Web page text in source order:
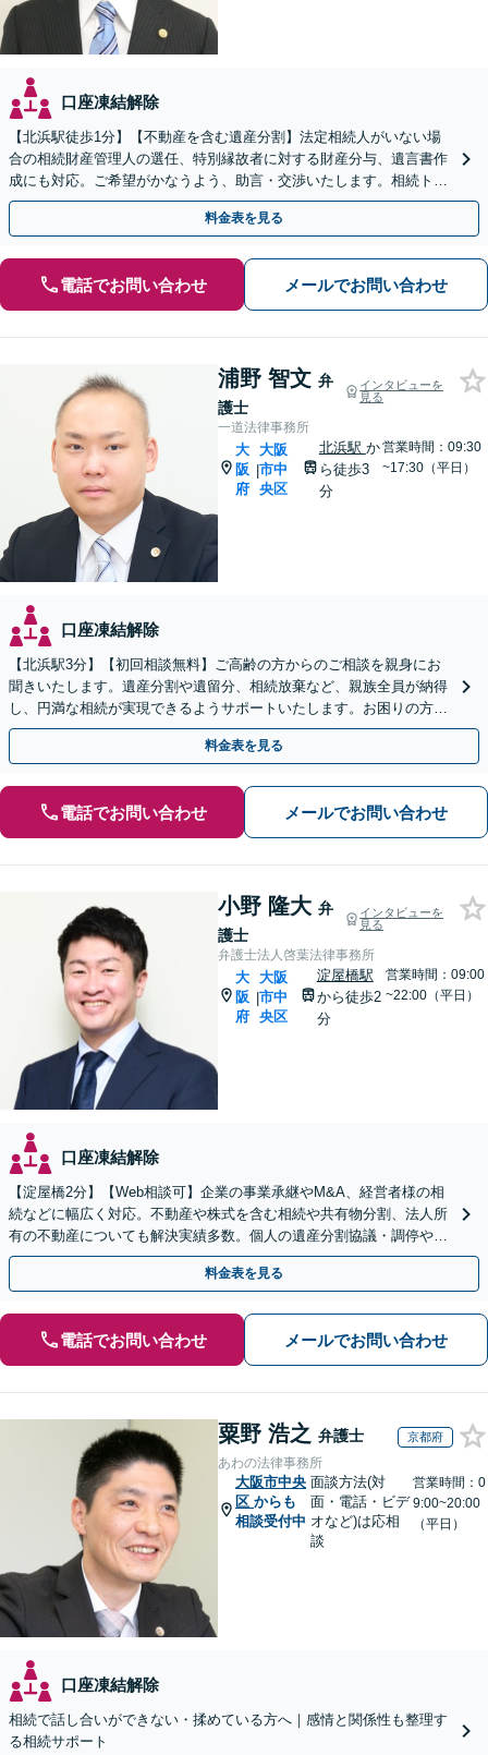
口座凍結解除
【北浜駅徒歩1分】【不動産を含む遺産分割】法定相続人がいない場
合の相続財産管理人の選任、特別縁故者に対する財産分与、遺言書作
成にも対応。ご希望がかなうよう、助言・交渉いたします。相続トラ
ブルはお任せください！【税理士と連携】【秘密厳守】
料金表を見る
電話でお問い合わせ メールでお問い合わせ
浦野 智文 弁
護士
インタビューを
見る
一道法律事務所
大
阪
府
|
大阪
市中
央区
北浜駅 か
ら徒歩3
分
営業時間：09:30
~17:30（平日）
口座凍結解除
【北浜駅3分】【初回相談無料】ご高齢の方からのご相談を親身にお
聞きいたします。遺産分割や遺留分、相続放棄など、親族全員が納得
し、円満な相続が実現できるようサポートいたします。お困りの方は
【メール】にてお問い合わせください。【ビデオ相談可】
料金表を見る
電話でお問い合わせ メールでお問い合わせ
小野 隆大 弁
護士
インタビューを
見る
弁護士法人啓葉法律事務所
大
阪
府
|
大阪
市中
央区
淀屋橋駅
から徒歩2
分
営業時間：09:00
~22:00（平日）
口座凍結解除
【淀屋橋2分】【Web相談可】企業の事業承継やM&A、経営者様の相
続などに幅広く対応。不動産や株式を含む相続や共有物分割、法人所
有の不動産についても解決実績多数。個人の遺産分割協議・調停や遺
留分侵害額請求のご相談もお任せください【土日祝可】
料金表を見る
電話でお問い合わせ メールでお問い合わせ
粟野 浩之 弁護士 京都府
あわの法律事務所
大阪市中央
区 からも
相談受付中
面談方法(対
面・電話・ビデ
オなど)は応相
談
営業時間：0
9:00~20:00
（平日）
口座凍結解除
相続で話し合いができない・揉めている方へ｜感情と関係性も整理す
る相続サポート